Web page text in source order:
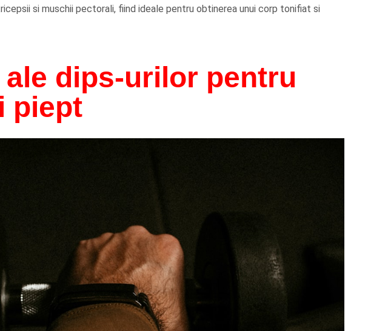
si muschii pectorali, fiind ideale pentru obtinerea unui corp tonifiat si
dips-urilor pentru
piept